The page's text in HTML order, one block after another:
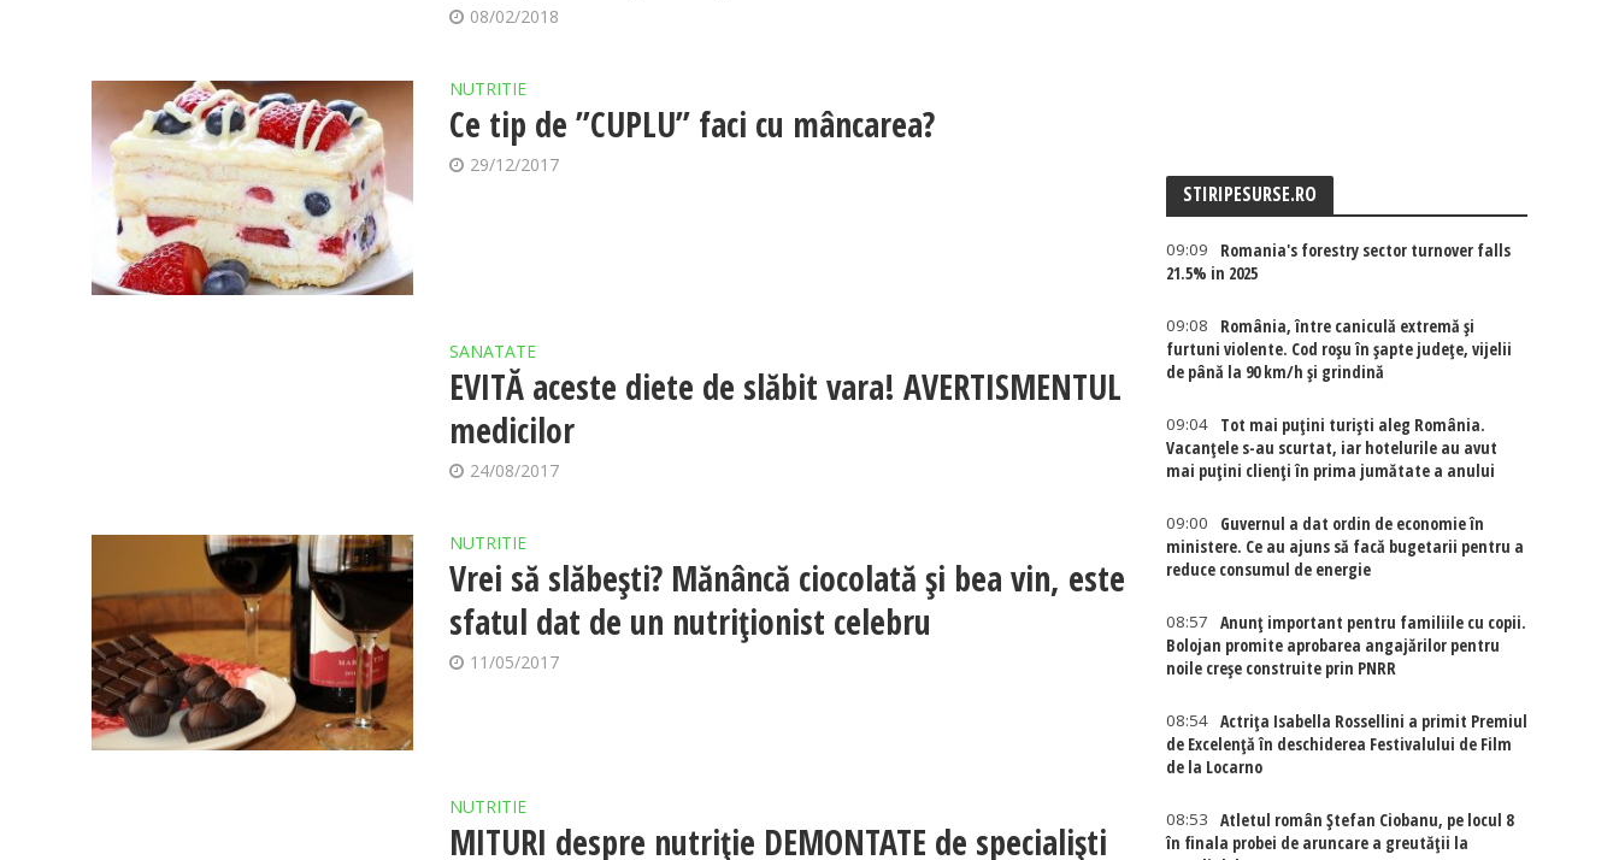
08/02/2018
NUTRITIE
Ce tip de ”CUPLU” faci cu mâncarea?
29/12/2017
SANATATE
EVITĂ aceste diete de slăbit vara! AVERTISMENTUL
medicilor
24/08/2017
NUTRITIE
Vrei să slăbeşti? Mănâncă ciocolată și bea vin, este
sfatul dat de un nutriţionist celebru
11/05/2017
NUTRITIE
MITURI despre nutriție DEMONTATE de specialiști
STIRIPESURSE.RO
09:09
Romania's forestry sector turnover falls
21.5% in 2025
09:08
România, între caniculă extremă și
furtuni violente. Cod roșu în șapte județe, vijelii
de până la 90 km/h și grindină
09:04
Tot mai puțini turiști aleg România.
Vacanțele s-au scurtat, iar hotelurile au avut
mai puțini clienți în prima jumătate a anului
09:00
Guvernul a dat ordin de economie în
ministere. Ce au ajuns să facă bugetarii pentru a
reduce consumul de energie
08:57
Anunț important pentru familiile cu copii.
Bolojan promite aprobarea angajărilor pentru
noile creșe construite prin PNRR
08:54 Actriţa Isabella Rossellini a primit Premiul
de Excelenţă în deschiderea Festivalului de Film
de la Locarno
08:53
Atletul român Ștefan Ciobanu, pe locul 8
în finala probei de aruncare a greutății la